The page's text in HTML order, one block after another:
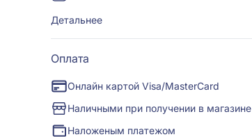
Детальнее
Оплата
Онлайн картой Visa/MasterCard
Наличными при получении в магазине
Наложеным платежом